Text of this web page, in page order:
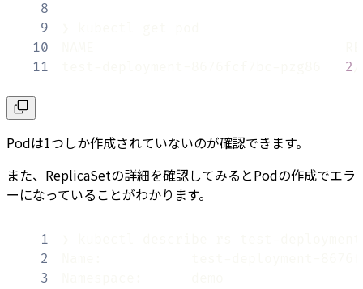
8
9
10
11
2
Podは1つしか作成されていないのが確認できます。
また、ReplicaSetの詳細を確認してみるとPodの作成でエラ
ーになっていることがわかります。
1
2
3